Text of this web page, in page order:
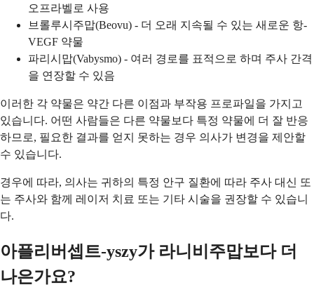
오프라벨로 사용
브롤루시주맙(Beovu) - 더 오래 지속될 수 있는 새로운 항-
VEGF 약물
파리시맙(Vabysmo) - 여러 경로를 표적으로 하며 주사 간격
을 연장할 수 있음
이러한 각 약물은 약간 다른 이점과 부작용 프로파일을 가지고
있습니다. 어떤 사람들은 다른 약물보다 특정 약물에 더 잘 반응
하므로, 필요한 결과를 얻지 못하는 경우 의사가 변경을 제안할
수 있습니다.
경우에 따라, 의사는 귀하의 특정 안구 질환에 따라 주사 대신 또
는 주사와 함께 레이저 치료 또는 기타 시술을 권장할 수 있습니
다.
아플리버셉트-yszy가 라니비주맙보다 더
나은가요?